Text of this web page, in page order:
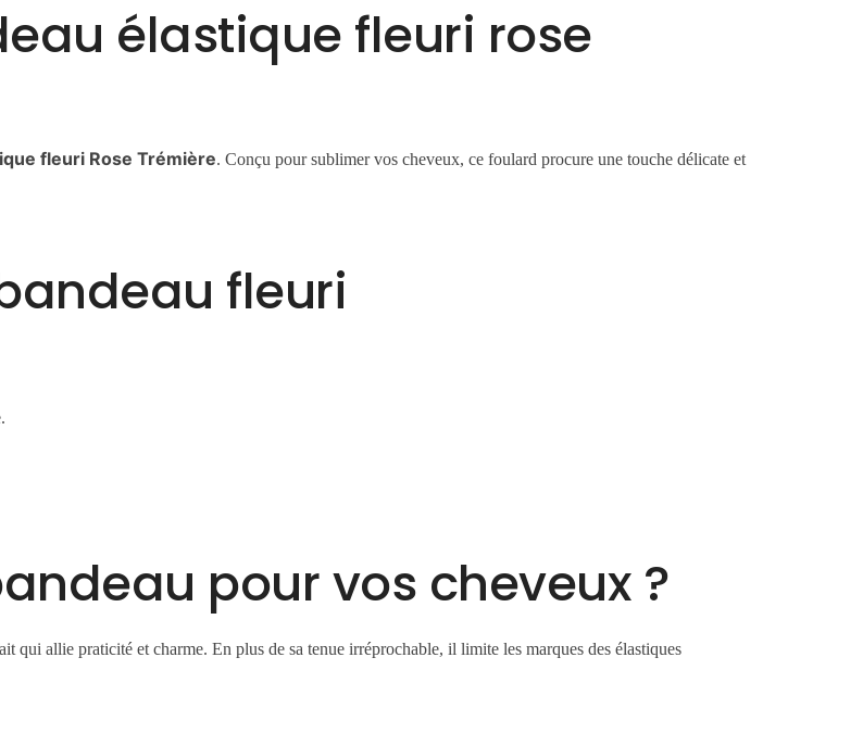
élastique fleuri rose
fleuri Rose Trémière. Conçu pour sublimer vos cheveux, ce foulard procure une touche délicate et
fleuri
pour vos cheveux ?
qui allie praticité et charme. En plus de sa tenue irréprochable, il limite les marques des élastiques